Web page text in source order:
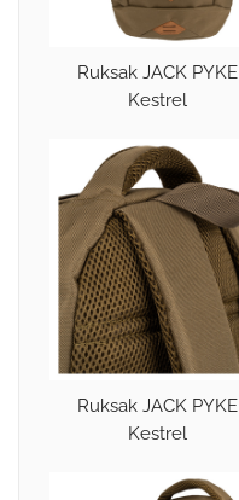
Ruksak JACK PYKE
Kestrel
Ruksak JACK PYKE
Kestrel